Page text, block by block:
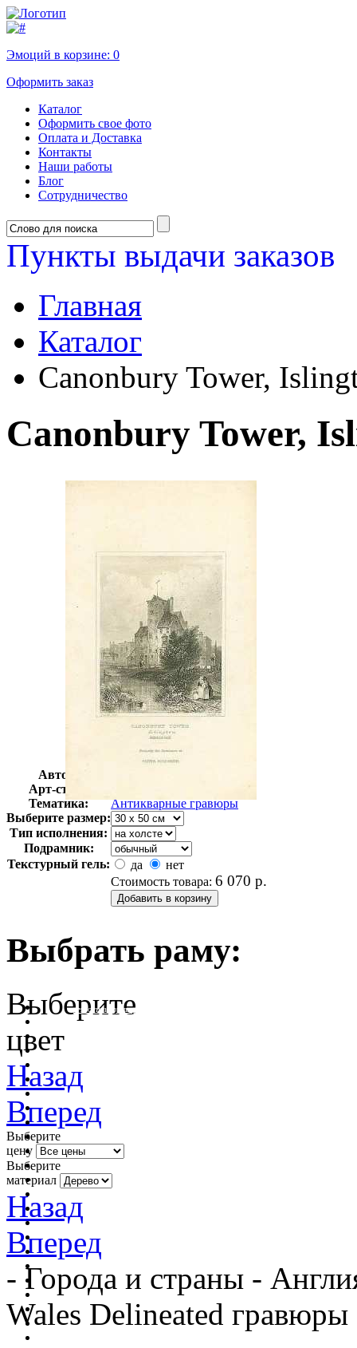
Эмоций в корзине: 0
Оформить заказ
Каталог
Оформить свое фото
Оплата и Доставка
Контакты
Наши работы
Блог
Сотрудничество
Пункты выдачи заказов
Главная
Каталог
Canonbury Tower,
Canonbury Tower,
Автор:
Арт-стиль
Тематика:
Антикварные гравюры
Выберите размер:
Тип исполнения:
Подрамник:
Текстурный гель:
да
нет
Стоимость товара: 6 070 р.
Выбрать раму:
очистить фильтр цвета
Выберите
цвет
Назад
Вперед
Выберите
цену
Выберите
материал
Назад
Вперед
- Города и страны -
Wales Delineated гравюры